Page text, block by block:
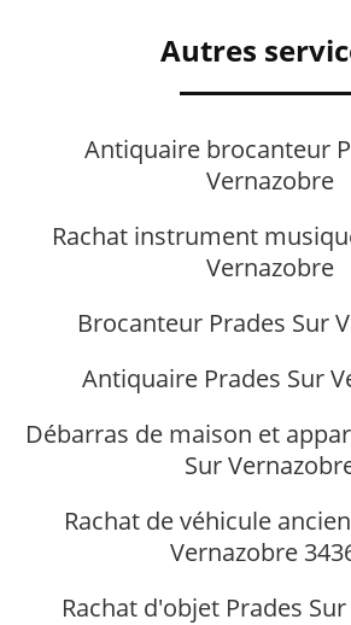
Autres
Antiquaire brocanteur
Vernazobre
Rachat instrument
Vernazobre
Brocanteur Prades Sur
Antiquaire Prades Sur
Débarras de maison et
Sur
Rachat de véhicule
Vernazobre
Rachat d'objet Prades